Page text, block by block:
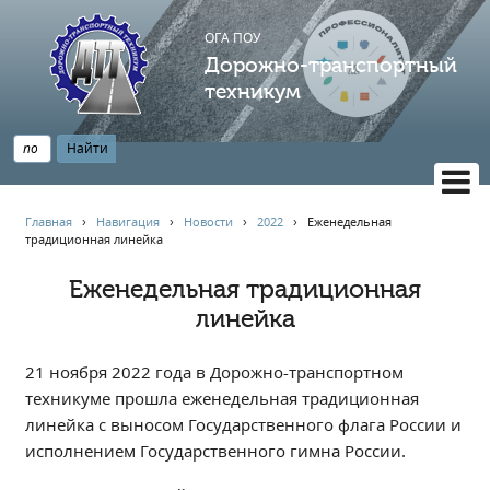
ОГА ПОУ
Дорожно-транспортный
техникум
НАВИГАЦИЯ
Главная
Опрос по качеству образования
Новости
Наблюдательный совет
Главная › Навигация › Новости ›2022 › Еженедельная
традиционная линейка
Еженедельная традиционная
линейка
21 ноября 2022 года в Дорожно-транспортном
техникуме прошла еженедельная традиционная
линейка с выносом Государственного флага России и
исполнением Государственного гимна России.